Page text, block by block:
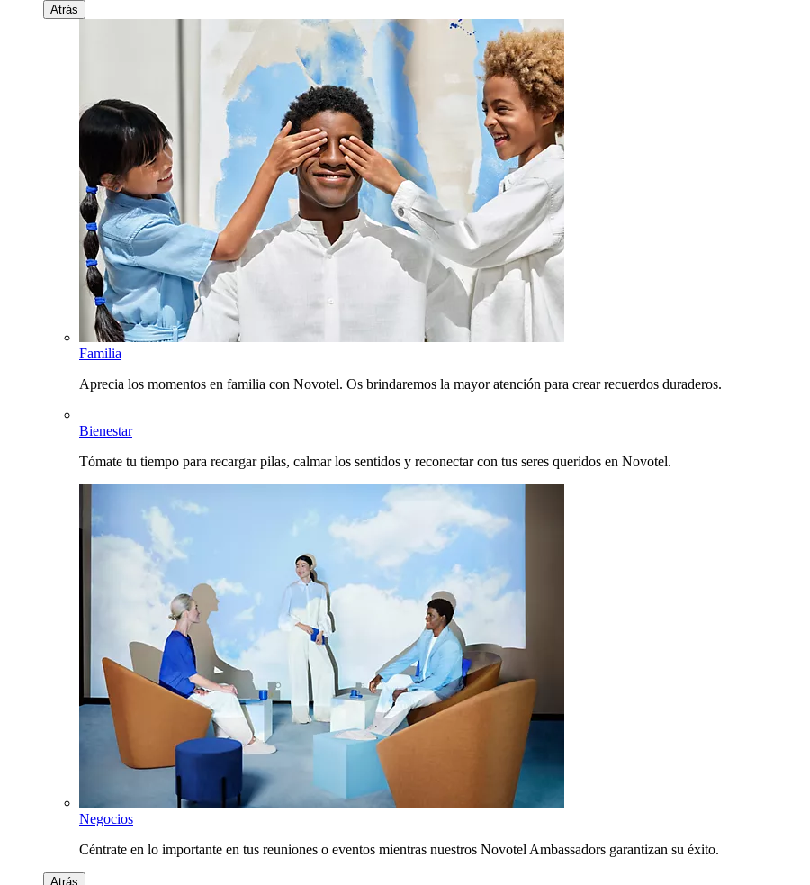
Atrás
Familia
Aprecia los momentos en familia con Novotel. Os brindaremos la mayor atención para crear recuerdos duraderos.
Bienestar
Tómate tu tiempo para recargar pilas, calmar los sentidos y reconectar con tus seres queridos en Novotel.
Negocios
Céntrate en lo importante en tus reuniones o eventos mientras nuestros Novotel Ambassadors garantizan su éxito.
Atrás